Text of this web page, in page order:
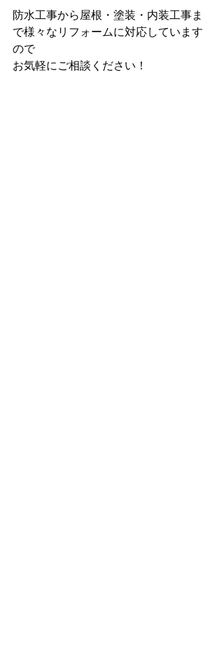
防水工事から屋根・塗装・内装工事ま
で様々なリフォームに対応しています
ので
お気軽にご相談ください！